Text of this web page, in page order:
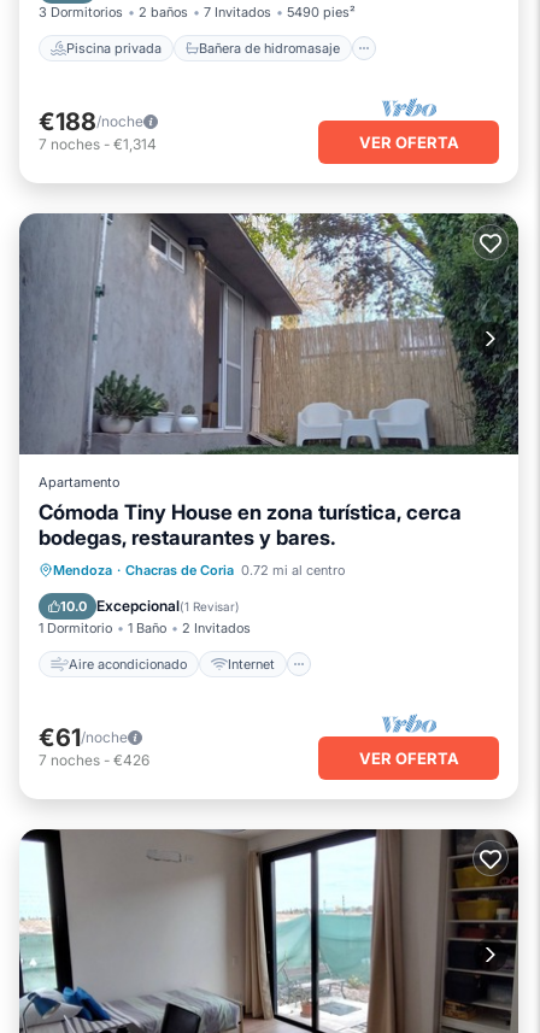
3 Dormitorios 2 baños 7 Invitados 5490 pies²
Piscina privada Bañera de hidromasaje
€188/noche
7 noches - €1,314 VER OFERTA
Apartamento
Cómoda Tiny House en zona turística, cerca
bodegas, restaurantes y bares.
Mendoza · Chacras de Coria 0.72 mi al centro
10.0 Excepcional(1 Revisar)
1 Dormitorio 1 Baño 2 Invitados
Aire acondicionado Internet
Aire acondicionado
Internet
Apto para niños
€61/noche
7 noches - €426 VER OFERTA